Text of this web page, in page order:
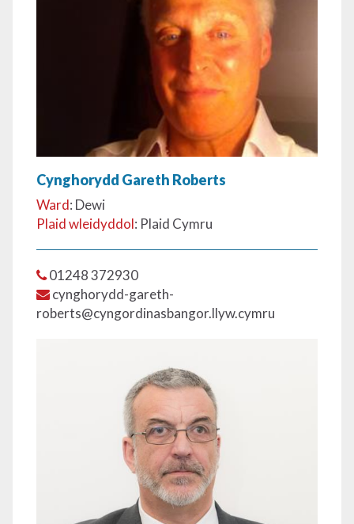
Cynghorydd Gareth Roberts
Ward: Dewi
Plaid wleidyddol: Plaid Cymru
01248 372930
cynghorydd-gareth-
roberts@cyngordinasbangor.llyw.cymru